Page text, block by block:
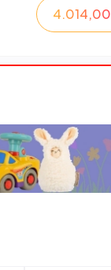
4.014,00